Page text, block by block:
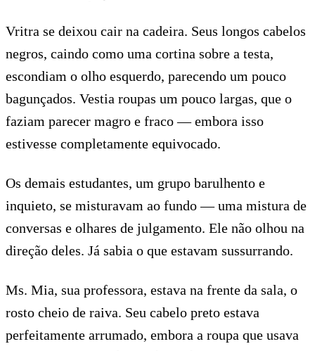
Vritra se deixou cair na cadeira. Seus longos cabelos
negros, caindo como uma cortina sobre a testa,
escondiam o olho esquerdo, parecendo um pouco
bagunçados. Vestia roupas um pouco largas, que o
faziam parecer magro e fraco — embora isso
estivesse completamente equivocado.
Os demais estudantes, um grupo barulhento e
inquieto, se misturavam ao fundo — uma mistura de
conversas e olhares de julgamento. Ele não olhou na
direção deles. Já sabia o que estavam sussurrando.
Ms. Mia, sua professora, estava na frente da sala, o
rosto cheio de raiva. Seu cabelo preto estava
perfeitamente arrumado, embora a roupa que usava